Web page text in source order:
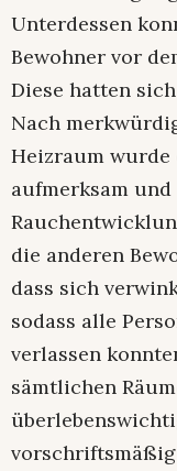
Unterdessen
Bewohner vor
Diese hatten
Nach
Heizraum wurde
aufmerksam
die anderen
dass sich
sodass alle
verlassen
sämtlichen